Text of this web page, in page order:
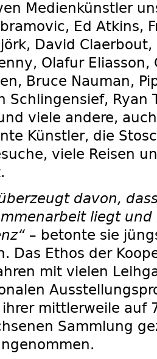
Medienkünstler
Ed Atkins,
David Claerbout,
Olafur Eliasson,
Bruce Nauman,
Schlingensief, Ryan
viele andere,
Künstler, die
viele Reisen
davon,
liegt
– betonte sie
Das Ethos der
mit vielen
mittlerweile auf
Sammlung